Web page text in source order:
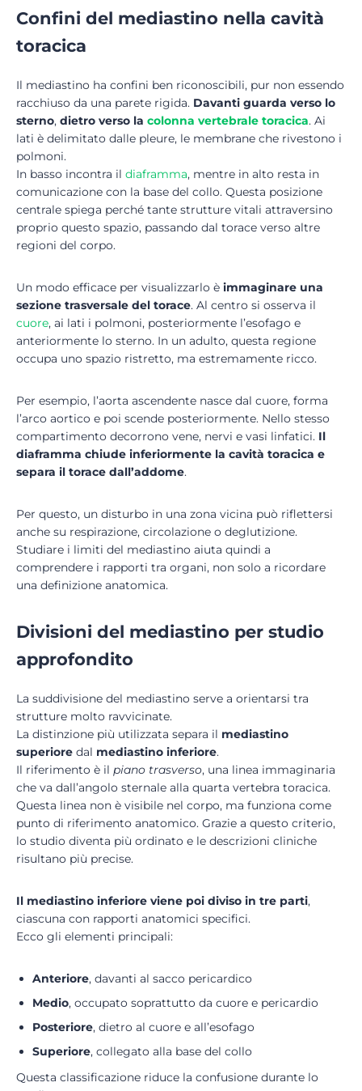
Confini del mediastino nella cavità
toracica
Il mediastino ha confini ben riconoscibili, pur non essendo
racchiuso da una parete rigida. Davanti guarda verso lo
sterno, dietro verso la colonna vertebrale toracica. Ai
lati è delimitato dalle pleure, le membrane che rivestono i
polmoni.
In basso incontra il diaframma, mentre in alto resta in
comunicazione con la base del collo. Questa posizione
centrale spiega perché tante strutture vitali attraversino
proprio questo spazio, passando dal torace verso altre
regioni del corpo.
Un modo efficace per visualizzarlo è immaginare una
sezione trasversale del torace. Al centro si osserva il
cuore, ai lati i polmoni, posteriormente l’esofago e
anteriormente lo sterno. In un adulto, questa regione
occupa uno spazio ristretto, ma estremamente ricco.
Per esempio, l’aorta ascendente nasce dal cuore, forma
l’arco aortico e poi scende posteriormente. Nello stesso
compartimento decorrono vene, nervi e vasi linfatici. Il
diaframma chiude inferiormente la cavità toracica e
separa il torace dall’addome.
Per questo, un disturbo in una zona vicina può riflettersi
anche su respirazione, circolazione o deglutizione.
Studiare i limiti del mediastino aiuta quindi a
comprendere i rapporti tra organi, non solo a ricordare
una definizione anatomica.
Divisioni del mediastino per studio
approfondito
La suddivisione del mediastino serve a orientarsi tra
strutture molto ravvicinate.
La distinzione più utilizzata separa il mediastino
superiore dal mediastino inferiore.
Il riferimento è il piano trasverso, una linea immaginaria
che va dall’angolo sternale alla quarta vertebra toracica.
Questa linea non è visibile nel corpo, ma funziona come
punto di riferimento anatomico. Grazie a questo criterio,
lo studio diventa più ordinato e le descrizioni cliniche
risultano più precise.
Il mediastino inferiore viene poi diviso in tre parti,
ciascuna con rapporti anatomici specifici.
Ecco gli elementi principali:
Anteriore, davanti al sacco pericardico
Medio, occupato soprattutto da cuore e pericardio
Posteriore, dietro al cuore e all’esofago
Superiore, collegato alla base del collo
Questa classificazione riduce la confusione durante lo